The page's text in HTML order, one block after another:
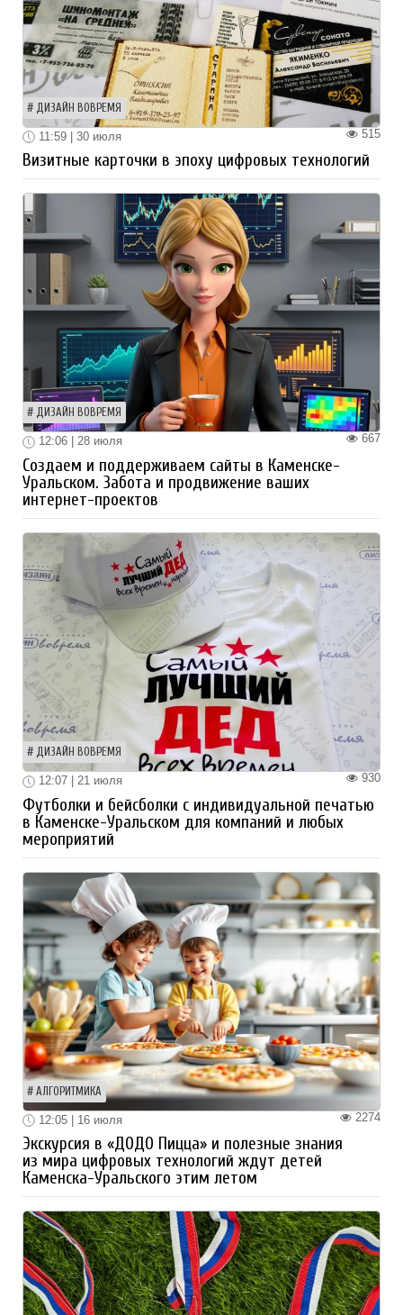
ДИЗАЙН ВОВРЕМЯ
515
11:59 | 30 июля
Визитные карточки в эпоху цифровых технологий
ДИЗАЙН ВОВРЕМЯ
667
12:06 | 28 июля
Создаем и поддерживаем сайты в Каменске-
Уральском. Забота и продвижение ваших
интернет-проектов
ДИЗАЙН ВОВРЕМЯ
930
12:07 | 21 июля
Футболки и бейсболки с индивидуальной печатью
в Каменске-Уральском для компаний и любых
мероприятий
АЛГОРИТМИКА
2274
12:05 | 16 июля
Экскурсия в «ДОДО Пицца» и полезные знания
из мира цифровых технологий ждут детей
Каменска-Уральского этим летом